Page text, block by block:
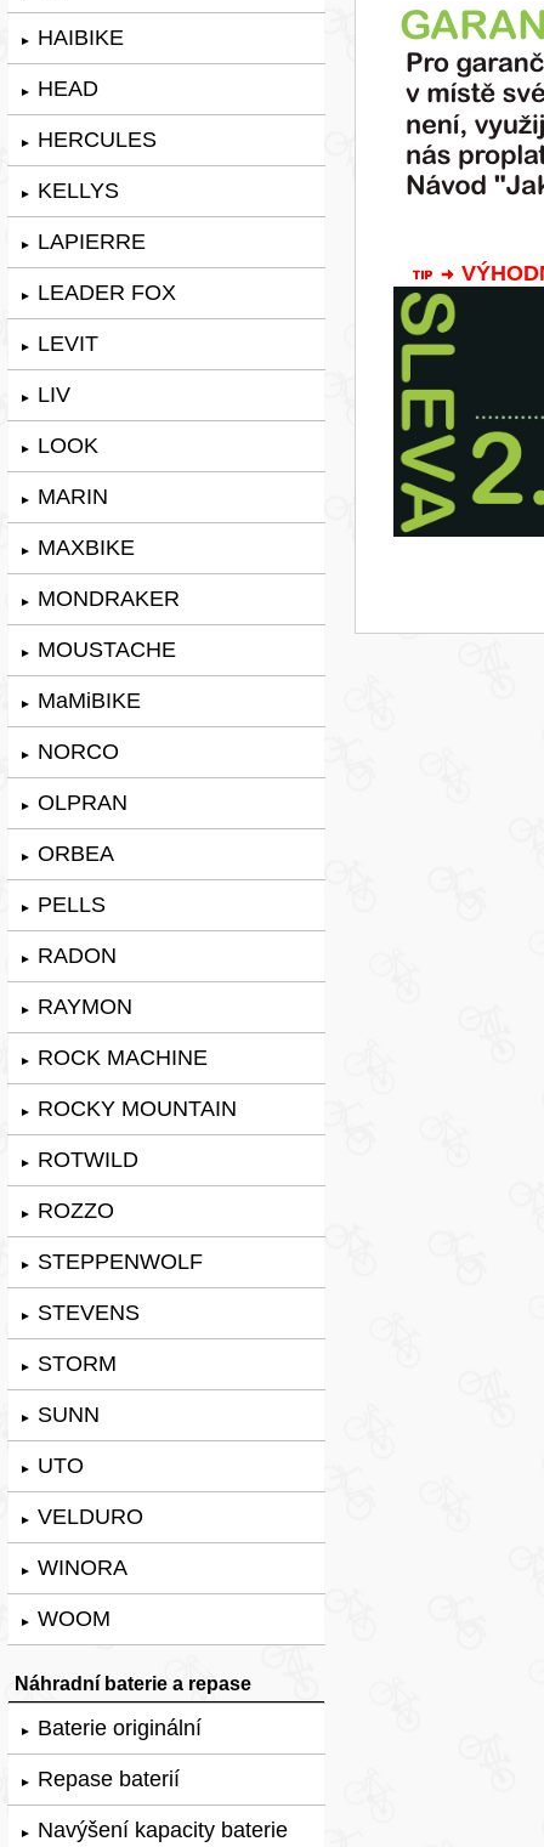
► HAIBIKE
► HEAD
► HERCULES
► KELLYS
► LAPIERRE
► LEADER FOX
► LEVIT
► LIV
► LOOK
► MARIN
► MAXBIKE
► MONDRAKER
► MOUSTACHE
► MaMiBIKE
► NORCO
► OLPRAN
► ORBEA
► PELLS
► RADON
► RAYMON
► ROCK MACHINE
► ROCKY MOUNTAIN
► ROTWILD
► ROZZO
► STEPPENWOLF
► STEVENS
► STORM
► SUNN
► UTO
► VELDURO
► WINORA
► WOOM
Náhradní baterie a repase
► Baterie originální
► Repase baterií
► Navýšení kapacity baterie